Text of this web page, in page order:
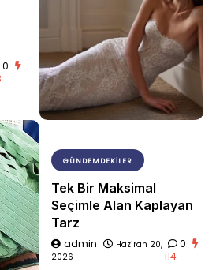
0
GÜNDEMDEKILER
Tek Bir Maksimal
Seçimle Alan Kaplayan
Tarz
admin
Haziran 20,
2026
0
114